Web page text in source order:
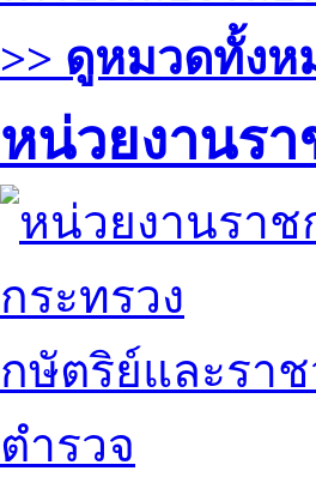
>> ดูหมวดทั้งห
หน่วยงานร
กระทรวง
กษัตริย์และรา
ตำรวจ